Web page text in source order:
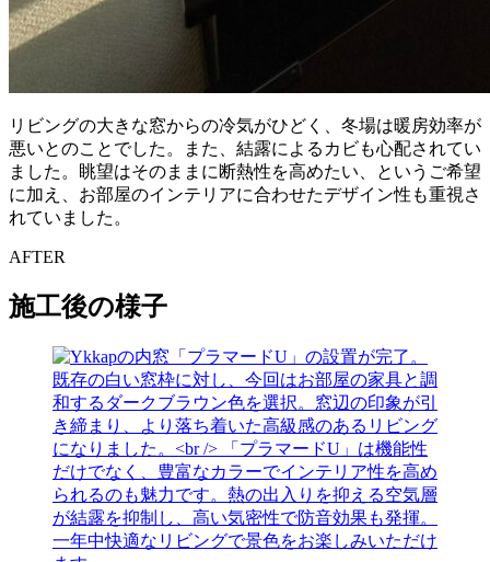
リビングの大きな窓からの冷気がひどく、冬場は暖房効率が
悪いとのことでした。また、結露によるカビも心配されてい
ました。眺望はそのままに断熱性を高めたい、というご希望
に加え、お部屋のインテリアに合わせたデザイン性も重視さ
れていました。
AFTER
施工後の様子